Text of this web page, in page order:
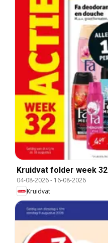
Kruidvat folder week 32
04-08-2026- 16-08-2026
Kruidvat